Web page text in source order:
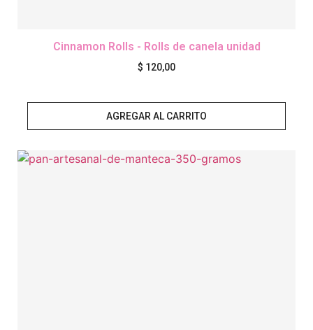
Cinnamon Rolls - Rolls de canela unidad
$ 120,00
AGREGAR AL CARRITO